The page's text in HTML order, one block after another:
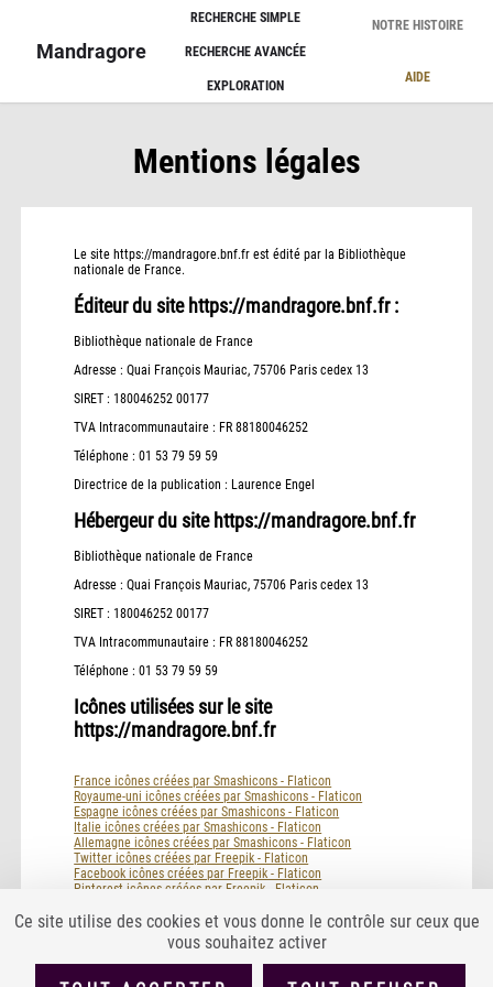
Mandragore
RECHERCHE SIMPLE
RECHERCHE AVANCÉE
EXPLORATION
NOTRE HISTOIRE
AIDE
Mentions légales
Le site https://mandragore.bnf.fr est édité par la Bibliothèque
nationale de France.
Éditeur du site https://mandragore.bnf.fr :
Bibliothèque nationale de France
Adresse : Quai François Mauriac, 75706 Paris cedex 13
SIRET : 180046252 00177
TVA Intracommunautaire : FR 88180046252
Téléphone : 01 53 79 59 59
Directrice de la publication : Laurence Engel
Hébergeur du site https://mandragore.bnf.fr
Bibliothèque nationale de France
Adresse : Quai François Mauriac, 75706 Paris cedex 13
SIRET : 180046252 00177
TVA Intracommunautaire : FR 88180046252
Téléphone : 01 53 79 59 59
Icônes utilisées sur le site
https://mandragore.bnf.fr
France icônes créées par Smashicons - Flaticon
Royaume-uni icônes créées par Smashicons - Flaticon
Espagne icônes créées par Smashicons - Flaticon
Italie icônes créées par Smashicons - Flaticon
Allemagne icônes créées par Smashicons - Flaticon
Twitter icônes créées par Freepik - Flaticon
Facebook icônes créées par Freepik - Flaticon
Pinterest icônes créées par Freepik - Flaticon
PLAN DU SITE ACCESSIBILITÉ : PARTIELLEMENT CONFORME
Ce site utilise des cookies et vous donne le contrôle sur ceux que
vous souhaitez activer